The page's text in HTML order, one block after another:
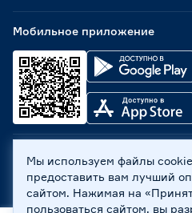
Мобильное приложение
ООО «Бауцентр Рус» 2004 -
ул. А.Невского, 205. ИНН
Все права защищены
Мы используем файлы
предоставить вам лучший
сайтом. Нажимая на
пользоваться сайтом, вы